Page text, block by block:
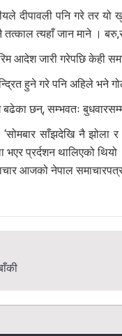
दीपावली पनि गरे तर यो
त्यहाँ जान माने ।
आदेश जारी गरेपछि केही
हुने गरे पनि अहिले भने
बढेका छन्, सम्भवतः
साँझदेखि नै झोला र
प्रर्दशन थालिएको
आजको नेपाल